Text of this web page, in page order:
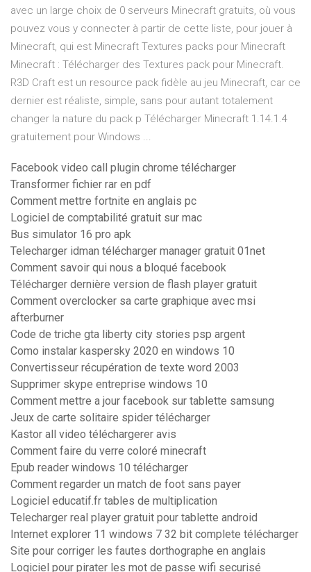
avec un large choix de 0 serveurs Minecraft gratuits, où vous
pouvez vous y connecter à partir de cette liste, pour jouer à
Minecraft, qui est Minecraft Textures packs pour Minecraft
Minecraft : Télécharger des Textures pack pour Minecraft.
R3D Craft est un resource pack fidèle au jeu Minecraft, car ce
dernier est réaliste, simple, sans pour autant totalement
changer la nature du pack p Télécharger Minecraft 1.14.1.4
gratuitement pour Windows ...
Facebook video call plugin chrome télécharger
Transformer fichier rar en pdf
Comment mettre fortnite en anglais pc
Logiciel de comptabilité gratuit sur mac
Bus simulator 16 pro apk
Telecharger idman télécharger manager gratuit 01net
Comment savoir qui nous a bloqué facebook
Télécharger dernière version de flash player gratuit
Comment overclocker sa carte graphique avec msi
afterburner
Code de triche gta liberty city stories psp argent
Como instalar kaspersky 2020 en windows 10
Convertisseur récupération de texte word 2003
Supprimer skype entreprise windows 10
Comment mettre a jour facebook sur tablette samsung
Jeux de carte solitaire spider télécharger
Kastor all video téléchargerer avis
Comment faire du verre coloré minecraft
Epub reader windows 10 télécharger
Comment regarder un match de foot sans payer
Logiciel educatif.fr tables de multiplication
Telecharger real player gratuit pour tablette android
Internet explorer 11 windows 7 32 bit complete télécharger
Site pour corriger les fautes dorthographe en anglais
Logiciel pour pirater les mot de passe wifi securisé